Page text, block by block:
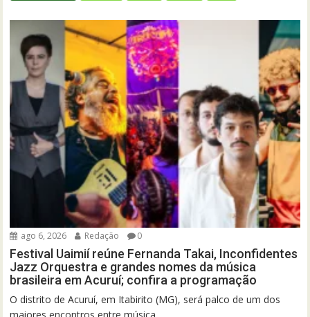
ago 6, 2026 Redação 0
Festival Uaimií reúne Fernanda Takai, Inconfidentes
Jazz Orquestra e grandes nomes da música
brasileira em Acuruí; confira a programação
O distrito de Acuruí, em Itabirito (MG), será palco de um dos